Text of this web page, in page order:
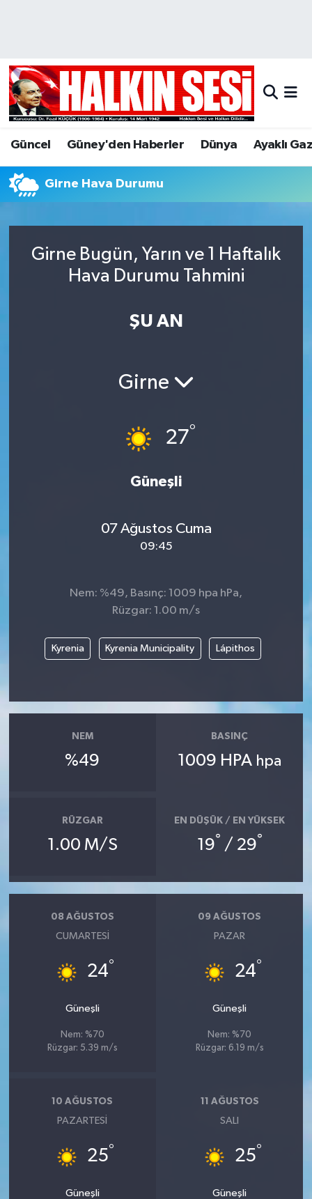
Güncel Güney'den Haberler Dünya Ayaklı
Girne Hava Durumu
Girne Bugün, Yarın ve 1 Haftalık
Hava Durumu Tahmini
ŞU AN
Girne
27°
Güneşli
07 Ağustos Cuma
09:45
Nem: %49, Basınç: 1009 hpa hPa,
Rüzgar: 1.00 m/s
Kyrenia Kyrenia Municipality Lápithos
NEM
%49
BASINÇ
1009 HPA hpa
RÜZGAR
1.00 M/S
EN DÜŞÜK / EN YÜKSEK
19° / 29°
08 AĞUSTOS
CUMARTESI
24°
Güneşli
Nem: %70
Rüzgar: 5.39 m/s
09 AĞUSTOS
PAZAR
24°
Güneşli
Nem: %70
Rüzgar: 6.19 m/s
10 AĞUSTOS
PAZARTESI
25°
Güneşli
11 AĞUSTOS
SALI
25°
Güneşli
Hava Durumu
Trafik Durumu
Haber Arşivi